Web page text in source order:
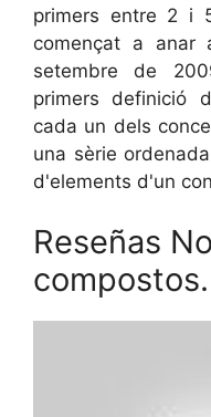
primers entre 2 i
començat a anar
setembre de
primers definició
cada un dels
una sèrie
d'elements d'un
Reseñas
compostos.